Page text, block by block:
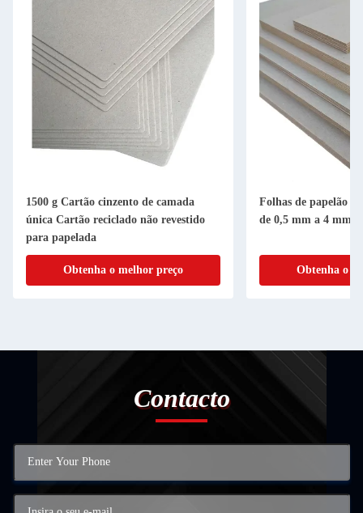
1500 g Cartão cinzento de camada
única Cartão reciclado não revestido
para papelada
Obtenha o melhor preço
Folhas de papelão
de 0,5 mm a 4 mm
Obtenha o
Contacto